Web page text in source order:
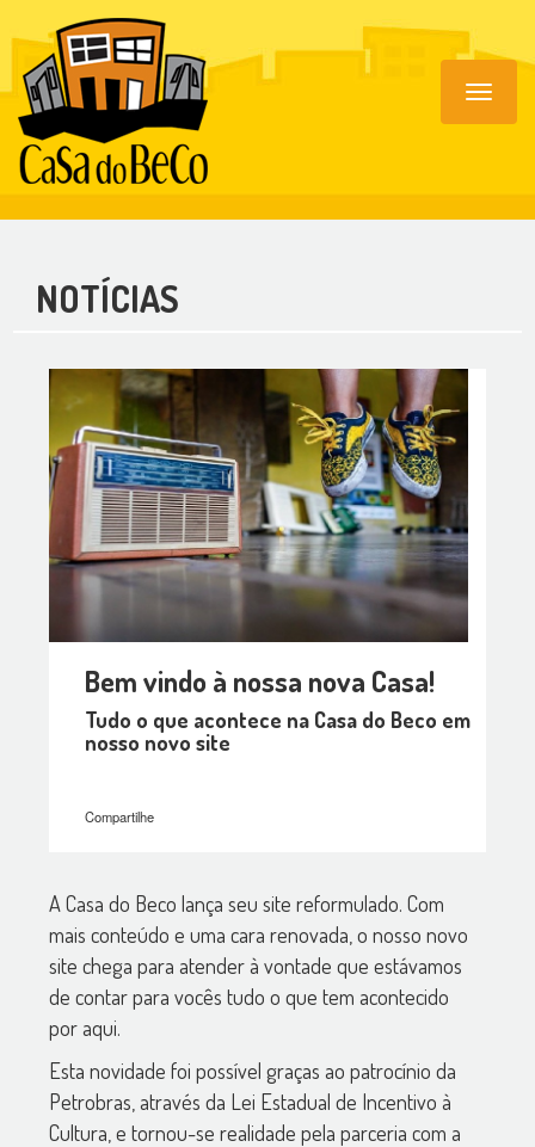
Toggle
NOTÍCIAS
Bem vindo à nossa nova Casa!
Tudo o que acontece na Casa do Beco em
nosso novo site
Compartilhe
A Casa do Beco lança seu site reformulado. Com
mais conteúdo e uma cara renovada, o nosso novo
site chega para atender à vontade que estávamos
de contar para vocês tudo o que tem acontecido
por aqui.
Esta novidade foi possível graças ao patrocínio da
Petrobras, através da Lei Estadual de Incentivo à
Cultura, e tornou-se realidade pela parceria com a